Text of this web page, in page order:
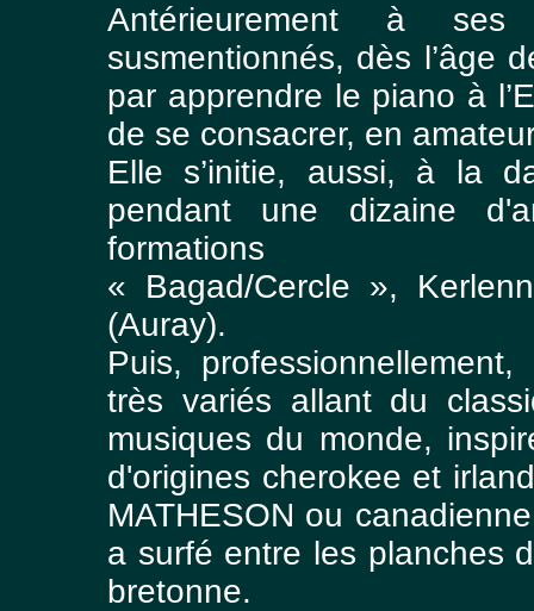
Antérieurement à ses
susmentionnés, dès l’âge
par apprendre le piano à
de se consacrer, en
Elle s’initie, aussi, à la
pendant une dizaine
formations
« Bagad/Cercle »,
(Auray).
Puis,
très variés allant du
musiques du monde,
d'origines cherokee et
MATHESON ou
a surfé entre les planches
bretonne.